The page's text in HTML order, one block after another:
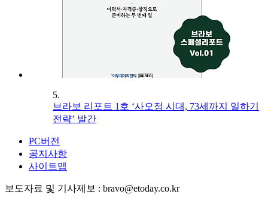
5.
브라보 리포트 1호 ‘사오정 시대, 73세까지 일하기
전략’ 발간
PC버전
공지사항
사이트맵
보도자료 및 기사제보 : bravo@etoday.co.kr